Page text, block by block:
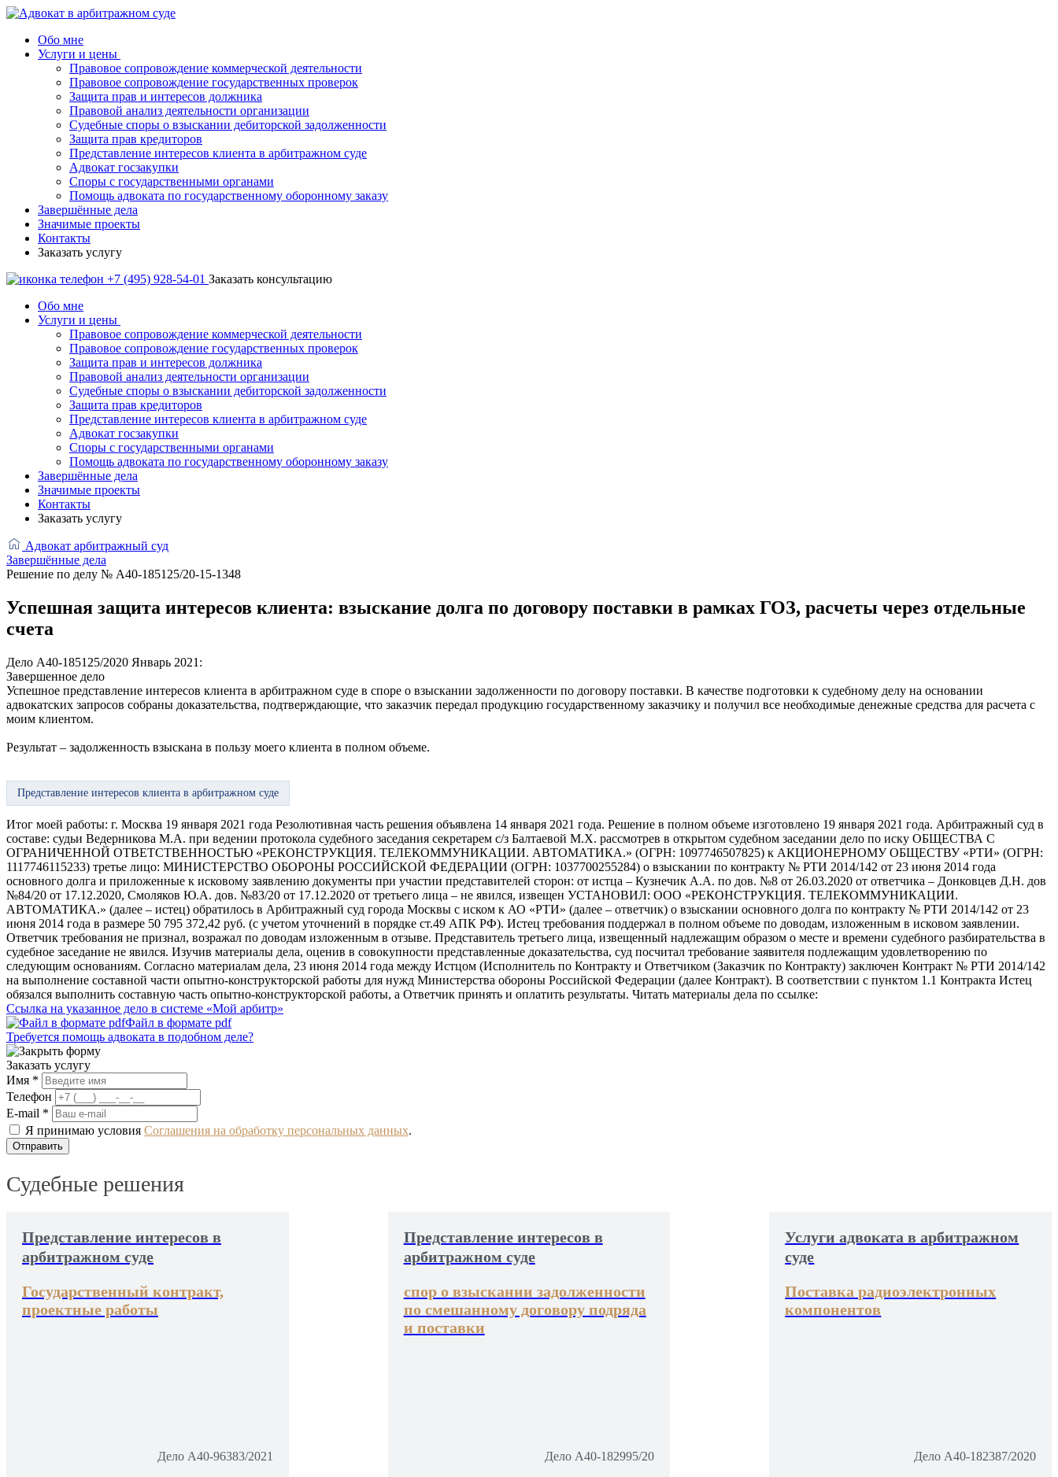
Обо мне
Услуги и цены
Правовое сопровождение коммерческой деятельности
Правовое сопровождение государственных проверок
Защита прав и интересов должника
Правовой анализ деятельности организации
Судебные споры о взыскании дебиторской задолженности
Защита прав кредиторов
Представление интересов клиента в арбитражном суде
Адвокат госзакупки
Споры с государственными органами
Помощь адвоката по государственному оборонному заказу
Завершённые дела
Значимые проекты
Контакты
Заказать услугу
+7 (495) 928-54-01 Заказать консультацию
Обо мне
Услуги и цены
Правовое сопровождение коммерческой деятельности
Правовое сопровождение государственных проверок
Защита прав и интересов должника
Правовой анализ деятельности организации
Судебные споры о взыскании дебиторской задолженности
Защита прав кредиторов
Представление интересов клиента в арбитражном суде
Адвокат госзакупки
Споры с государственными органами
Помощь адвоката по государственному оборонному заказу
Завершённые дела
Значимые проекты
Контакты
Заказать услугу
Адвокат арбитражный суд
Завершённые дела
Решение по делу № А40-185125/20-15-1348
Успешная защита интересов клиента: взыскание долга по договору поставки в рамках ГОЗ, расчеты через отдельные
счета
Дело А40-185125/2020 Январь 2021:
Завершенное дело
Успешное представление интересов клиента в арбитражном суде в споре о взыскании задолженности по договору поставки. В качестве подготовки к судебному делу на основании
адвокатских запросов собраны доказательства, подтверждающие, что заказчик передал продукцию государственному заказчику и получил все необходимые денежные средства для расчета с
моим клиентом.
Результат – задолженность взыскана в пользу моего клиента в полном объеме.
Представление интересов клиента в арбитражном суде
Итог моей работы: г. Москва 19 января 2021 года Резолютивная часть решения объявлена 14 января 2021 года. Решение в полном объеме изготовлено 19 января 2021 года. Арбитражный суд в
составе: судьи Ведерникова М.А. при ведении протокола судебного заседания секретарем с/з Балтаевой М.Х. рассмотрев в открытом судебном заседании дело по иску ОБЩЕСТВА С
ОГРАНИЧЕННОЙ ОТВЕТСТВЕННОСТЬЮ «РЕКОНСТРУКЦИЯ. ТЕЛЕКОММУНИКАЦИИ. АВТОМАТИКА.» (ОГРН: 1097746507825) к АКЦИОНЕРНОМУ ОБЩЕСТВУ «РТИ» (ОГРН:
1117746115233) третье лицо: МИНИСТЕРСТВО ОБОРОНЫ РОССИЙСКОЙ ФЕДЕРАЦИИ (ОГРН: 1037700255284) о взыскании по контракту № РТИ 2014/142 от 23 июня 2014 года
основного долга и приложенные к исковому заявлению документы при участии представителей сторон: от истца – Кузнечик А.А. по дов. №8 от 26.03.2020 от ответчика – Донковцев Д.Н. дов
№84/20 от 17.12.2020, Смоляков Ю.А. дов. №83/20 от 17.12.2020 от третьего лица – не явился, извещен УСТАНОВИЛ: ООО «РЕКОНСТРУКЦИЯ. ТЕЛЕКОММУНИКАЦИИ.
АВТОМАТИКА.» (далее – истец) обратилось в Арбитражный суд города Москвы с иском к АО «РТИ» (далее – ответчик) о взыскании основного долга по контракту № РТИ 2014/142 от 23
июня 2014 года в размере 50 795 372,42 руб. (с учетом уточнений в порядке ст.49 АПК РФ). Истец требования поддержал в полном объеме по доводам, изложенным в исковом заявлении.
Ответчик требования не признал, возражал по доводам изложенным в отзыве. Представитель третьего лица, извещенный надлежащим образом о месте и времени судебного разбирательства в
судебное заседание не явился. Изучив материалы дела, оценив в совокупности представленные доказательства, суд посчитал требование заявителя подлежащим удовлетворению по
следующим основаниям. Согласно материалам дела, 23 июня 2014 года между Истцом (Исполнитель по Контракту и Ответчиком (Заказчик по Контракту) заключен Контракт № РТИ 2014/142
на выполнение составной части опытно-конструкторской работы для нужд Министерства обороны Российской Федерации (далее Контракт). В соответствии с пунктом 1.1 Контракта Истец
обязался выполнить составную часть опытно-конструкторской работы, а Ответчик принять и оплатить результаты. Читать материалы дела по ссылке:
Ссылка на указанное дело в системе «Мой арбитр»
Файл в формате pdf
Требуется помощь адвоката в подобном деле?
Заказать услугу
Имя *
Телефон
E-mail *
Я принимаю условия Соглашения на обработку персональных данных.
Судебные решения
Представление интересов в
арбитражном суде
Государственный контракт,
проектные работы
Дело А40-96383/2021
Представление интересов в
арбитражном суде
спор о взыскании задолженности
по смешанному договору подряда
и поставки
Дело А40-182995/20
Услуги адвоката в арбитражном
суде
Поставка радиоэлектронных
компонентов
Дело А40-182387/2020